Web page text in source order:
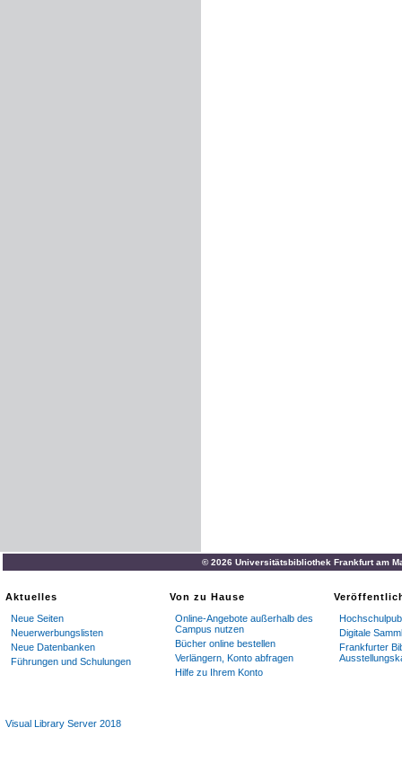
© 2026 Universitätsbibliothek Frankfurt am
Aktuelles
Neue Seiten
Neuerwerbungslisten
Neue Datenbanken
Führungen und Schulungen
Von zu Hause
Online-Angebote außerhalb des
Campus nutzen
Bücher online bestellen
Verlängern, Konto abfragen
Hilfe zu Ihrem Konto
Digitale
Frankfurter
Visual Library Server 2018